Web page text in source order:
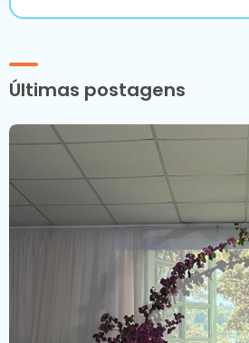
Últimas postagens